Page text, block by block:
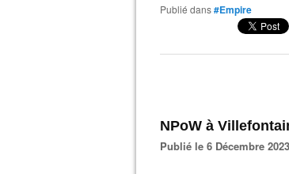
Publié dans#Empire
NPoW à
Publié le 6 Décembre 2023